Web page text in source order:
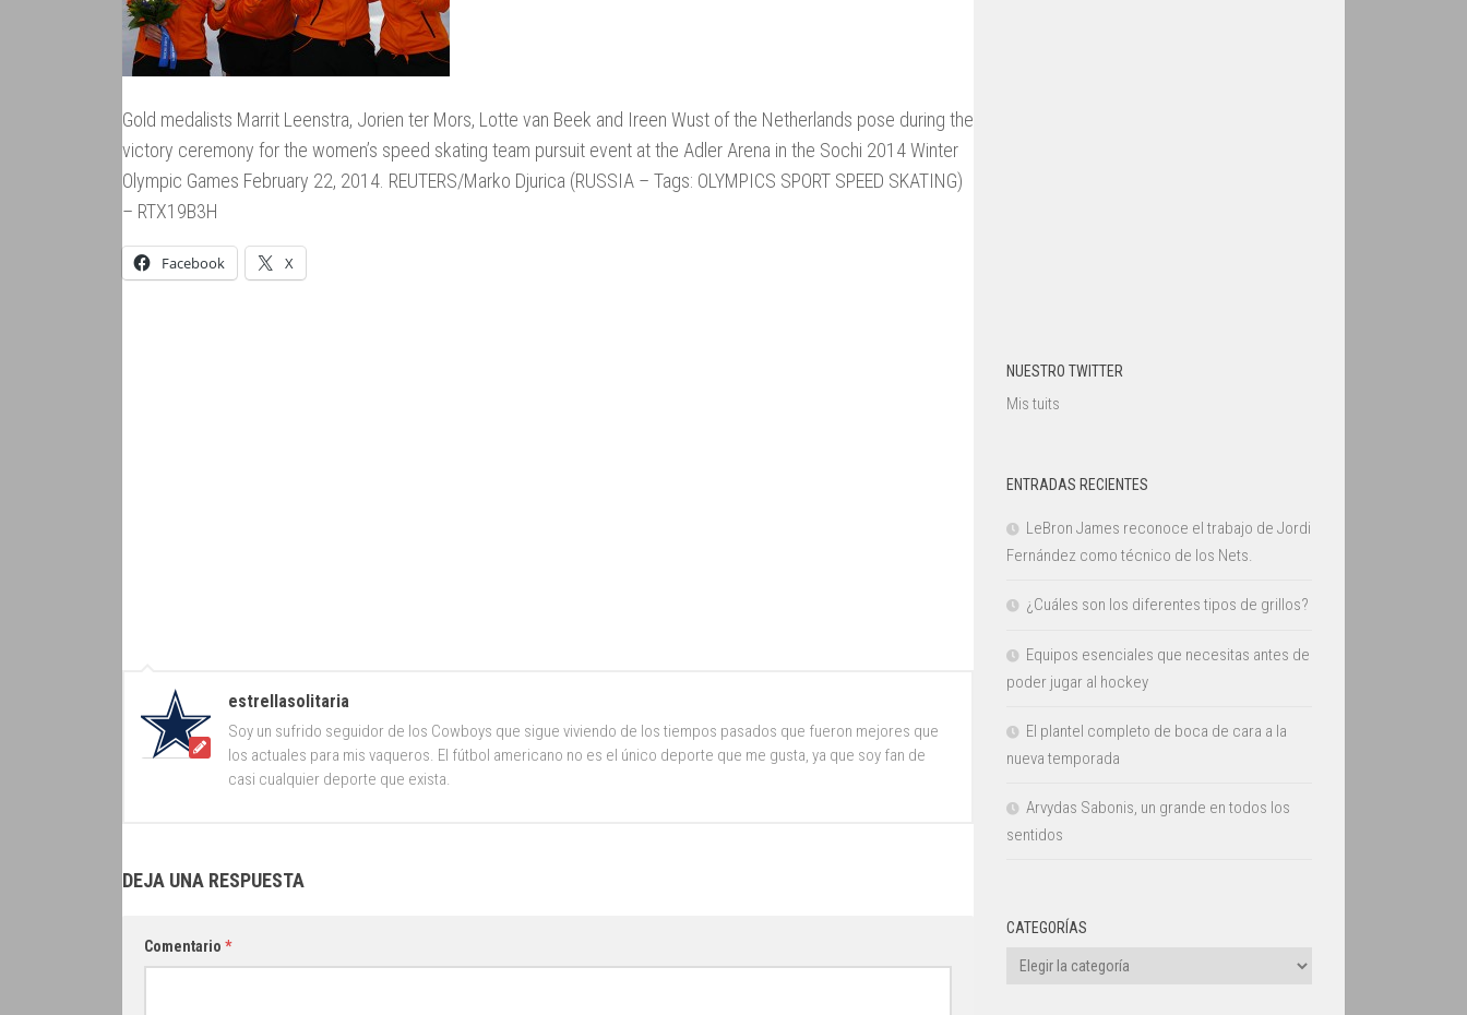
Gold medalists Marrit Leenstra, Jorien ter Mors, Lotte van Beek and Ireen Wust of the Netherlands pose during the
victory ceremony for the women’s speed skating team pursuit event at the Adler Arena in the Sochi 2014 Winter
Olympic Games February 22, 2014. REUTERS/Marko Djurica (RUSSIA – Tags: OLYMPICS SPORT SPEED SKATING)
– RTX19B3H
Facebook X
estrellasolitaria
Soy un sufrido seguidor de los Cowboys que sigue viviendo de los tiempos pasados que fueron mejores que
los actuales para mis vaqueros. El fútbol americano no es el único deporte que me gusta, ya que soy fan de
casi cualquier deporte que exista.
DEJA UNA RESPUESTA
Comentario *
NUESTRO TWITTER
Mis tuits
ENTRADAS RECIENTES
LeBron James reconoce el trabajo de Jordi
Fernández como técnico de los Nets.
¿Cuáles son los diferentes tipos de grillos?
Equipos esenciales que necesitas antes de
poder jugar al hockey
El plantel completo de boca de cara a la
nueva temporada
Arvydas Sabonis, un grande en todos los
sentidos
CATEGORÍAS
Categorías